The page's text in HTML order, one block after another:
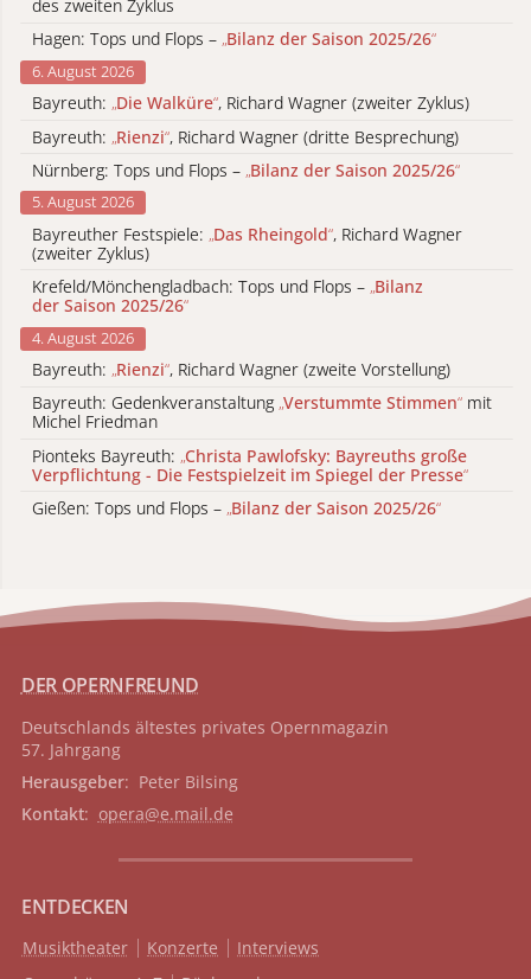
des zweiten Zyklus
Hagen: Tops und Flops – „Bilanz der Saison 2025/26“
6. August 2026
Bayreuth: „Die Walküre“, Richard Wagner (zweiter Zyklus)
Bayreuth: „Rienzi“, Richard Wagner (dritte Besprechung)
Nürnberg: Tops und Flops – „Bilanz der Saison 2025/26“
5. August 2026
Bayreuther Festspiele: „Das Rheingold“, Richard Wagner
(zweiter Zyklus)
Krefeld/Mönchengladbach: Tops und Flops – „Bilanz
der Saison 2025/26“
4. August 2026
Bayreuth: „Rienzi“, Richard Wagner (zweite Vorstellung)
Bayreuth: Gedenkveranstaltung „Verstummte Stimmen“ mit
Michel Friedman
Pionteks Bayreuth: „Christa Pawlofsky: Bayreuths große
Verpflichtung - Die Festspielzeit im Spiegel der Presse“
Gießen: Tops und Flops – „Bilanz der Saison 2025/26“
DER OPERNFREUND
Deutschlands ältestes privates Opernmagazin
57. Jahrgang
Herausgeber: Peter Bilsing
Kontakt: opera@e.mail.de
ENTDECKEN
Musiktheater Konzerte
Interviews